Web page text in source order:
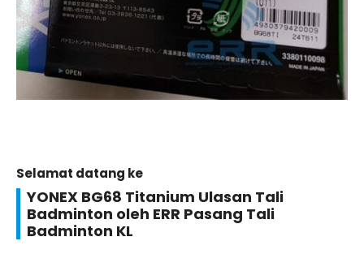
Selamat datang ke
YONEX BG68 Titanium Ulasan Tali
Badminton oleh ERR Pasang Tali
Badminton KL